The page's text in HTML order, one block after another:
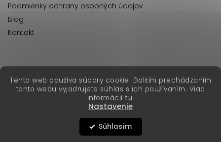
Tento web používa súbory cookie. Ďalším prechádzaním
tohto webu vyjadrujete súhlas s ich používaním. Viac
informácií tu.
Nastavenie
Súhlasím
Podmienky ochrany osobných údajov
Blog
Kontakt
Vytvoril Shoptet Premium
Copyright 2026Erika Fashion. Všetky práva vyhradené.
erikafashion.cz